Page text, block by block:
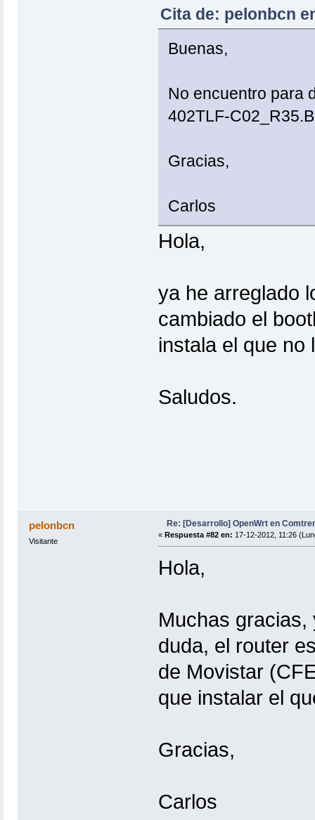
Cita de: pelonbcn
Buenas,
No encuentro para
402TLF-
Gracias,
Carlos
Hola,
ya he arreglado
cambiado el
instala el que no
Saludos.
pelonbcn
Visitante
Re: [Desarrollo] OpenWrt en
« Respuesta #82 en: 17-12-2012, 11:26
Hola,
Muchas gracias,
duda, el router
de Movistar
que instalar el
Gracias,
Carlos